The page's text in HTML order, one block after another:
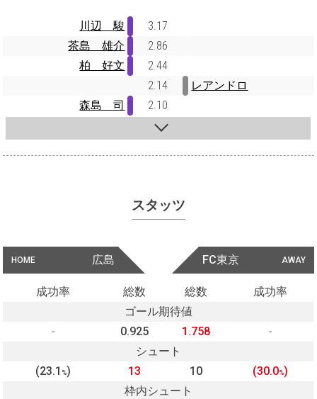
川辺 駿
3.17
茶島 雄介
2.86
柏 好文
2.44
2.14
レアンドロ
森島 司
2.10
スタッツ
HOME 広島 AWAY
FC東京
成功率 総数 総数
成功率
ゴール期待値
-
0.925 1.758
-
シュート
(23.1%) 13 10 (30.0%)
枠内シュート